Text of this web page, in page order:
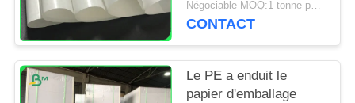
de cannelle de
Négociable MOQ:1 tonne pour la taille spéciale et 10 tonnes pour la taille standard
CONTACT
Le PE a enduit le
papier d'emballage